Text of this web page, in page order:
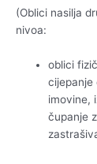
(Oblici nasilja
nivoa:
oblici
cijepanje
imovine,
čupanje